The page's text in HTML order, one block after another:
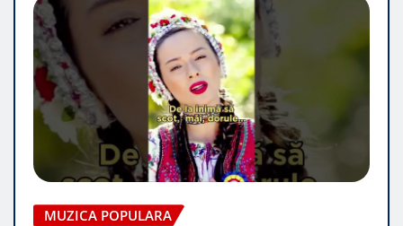
MUZICA POPULARA